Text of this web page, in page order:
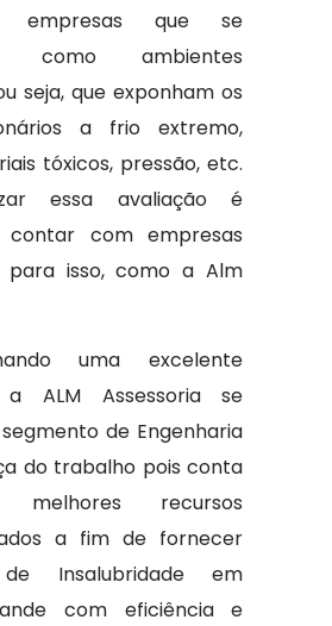
empresas que se
como ambientes
seja, que exponham os
a frio extremo,
tóxicos, pressão, etc.
essa avaliação é
contar com empresas
para isso, como a Alm
uma excelente
a ALM Assessoria se
de Engenharia
do trabalho pois conta
recursos
a fim de fornecer
de Insalubridade em
com eficiência e